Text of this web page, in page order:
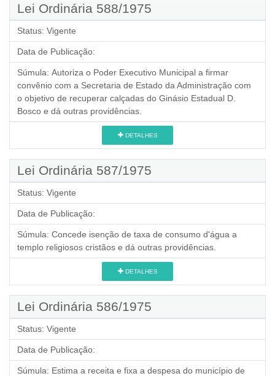
Lei Ordinária 588/1975
Status: Vigente
Data de Publicação:
Súmula: Autoriza o Poder Executivo Municipal a firmar
convênio com a Secretaria de Estado da Administração com
o objetivo de recuperar calçadas do Ginásio Estadual D.
Bosco e dá outras providências.
DETALHES
Lei Ordinária 587/1975
Status: Vigente
Data de Publicação:
Súmula: Concede isenção de taxa de consumo d'água a
templo religiosos cristãos e dá outras providências.
DETALHES
Lei Ordinária 586/1975
Status: Vigente
Data de Publicação:
Súmula: Estima a receita e fixa a despesa do município de